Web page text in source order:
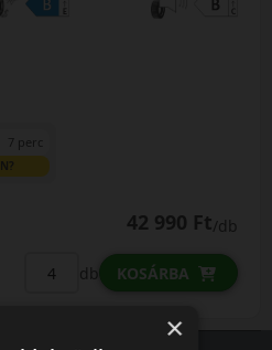
7 perc
42 990 Ft/db
db KOSÁRBA
×